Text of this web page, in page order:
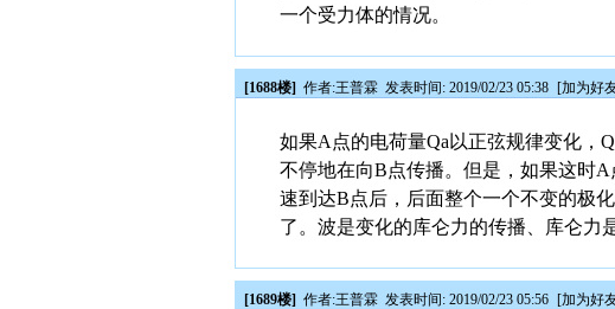
一个受力体的情况。
[1688楼] 作者:王普霖 发表时间: 2019/02/23 05:38 [加为好
如果A点的电荷量Qa以正弦规律变化，
不停地在向B点传播。但是，如果这时
速到达B点后，后面整个一个不变的极
了。波是变化的库仑力的传播、库仑力
[1689楼] 作者:王普霖 发表时间: 2019/02/23 05:56 [加为好